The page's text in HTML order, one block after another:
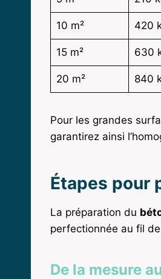
10 m² 420
15 m² 630
20 m² 840
Pour les grandes
garantirez ainsi
Étapes pour
La préparation du
perfectionnée au fil
De la mesure